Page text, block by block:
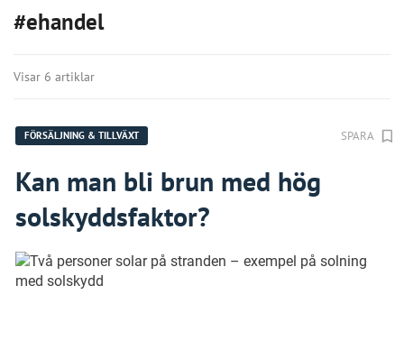
#ehandel
Visar 6 artiklar
FÖRSÄLJNING & TILLVÄXT SPARA
Kan man bli brun med hög
solskyddsfaktor?